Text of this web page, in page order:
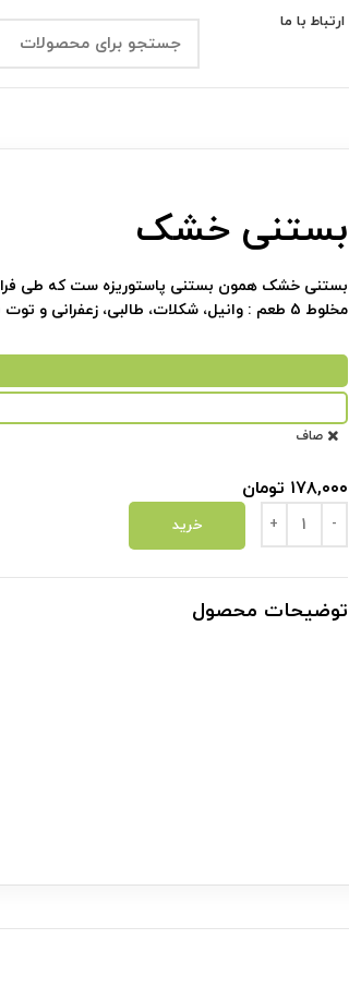
ارتباط با ما
بستنی خشک
بستنی خشک همون بستنی پاستوریزه ست که طی
مخلوط 5 طعم : وانیل، شکلات، طالبی، زعفرانی و توت فرنگی.
صاف
۱۷۸,۰۰۰ تومان
بستنی خشک عدد
خرید
توضیحات محصول